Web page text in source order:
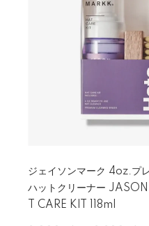
ジェイソンマーク 4oz.プ
ハットクリーナー
T CARE KIT 118ml